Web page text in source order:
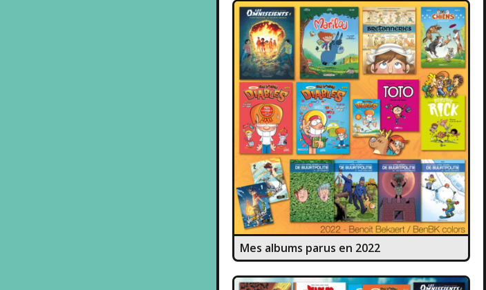
Mes albums parus en 2022